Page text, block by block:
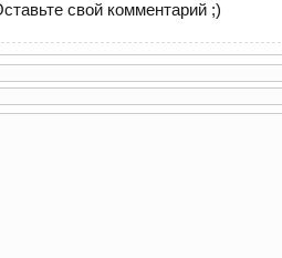
свой комментарий ;)